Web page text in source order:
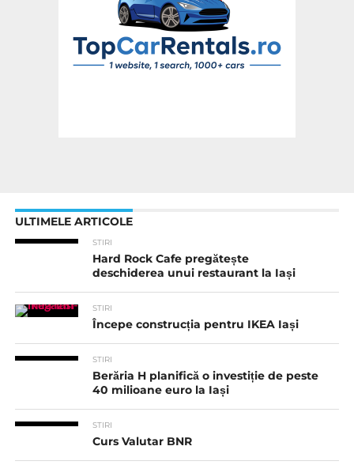
ULTIMELE ARTICOLE
STIRI
Hard Rock Cafe pregătește
deschiderea unui restaurant la Iași
STIRI
Începe construcția pentru IKEA Iași
STIRI
Berăria H planifică o investiție de peste
40 milioane euro la Iași
STIRI
Curs Valutar BNR